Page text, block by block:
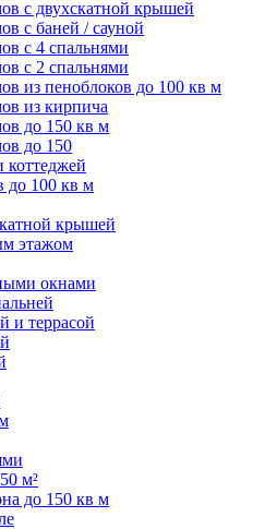
с двухскатной крышей
с баней / сауной
с 4 спальнями
с 2 спальнями
из пеноблоков до 100 кв м
из кирпича
до 150 кв м
до 150
до 100 кв м
крышей
этажом
окнами
и террасой
м²
до 150 кв м